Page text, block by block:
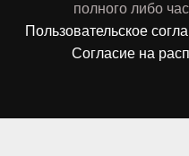
полного либо
Пользовательское
Согласие на